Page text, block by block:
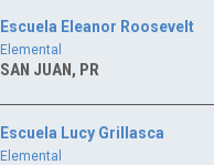
Escuela Eleanor Roosevelt
Elemental
SAN JUAN, PR
Escuela Lucy Grillasca
Elemental